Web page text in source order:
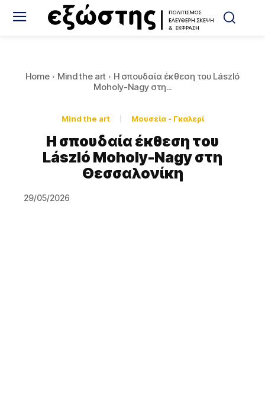
Home Mind the art
Η σπουδαία έκθεση του László
Moholy-Nagy στη...
Mind the art Μουσεία - Γκαλερί
Η σπουδαία έκθεση του
László Moholy-Nagy στη
Θεσσαλονίκη
29/05/2026